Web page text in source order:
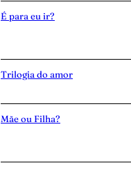
É para eu ir?
Trilogia do amor
Mãe ou Filha?